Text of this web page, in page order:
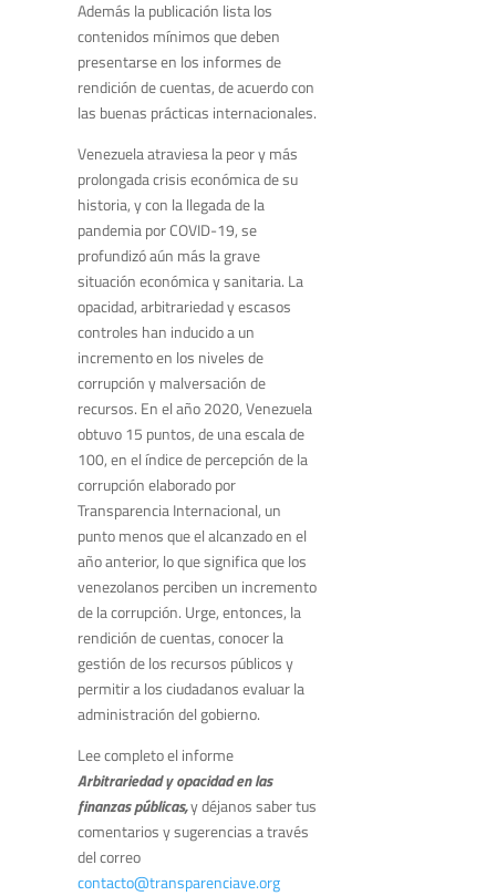
Además la publicación lista los
contenidos mínimos que deben
presentarse en los informes de
rendición de cuentas, de acuerdo con
las buenas prácticas internacionales.
Venezuela atraviesa la peor y más
prolongada crisis económica de su
historia, y con la llegada de la
pandemia por COVID-19, se
profundizó aún más la grave
situación económica y sanitaria. La
opacidad, arbitrariedad y escasos
controles han inducido a un
incremento en los niveles de
corrupción y malversación de
recursos. En el año 2020, Venezuela
obtuvo 15 puntos, de una escala de
100, en el índice de percepción de la
corrupción elaborado por
Transparencia Internacional, un
punto menos que el alcanzado en el
año anterior, lo que significa que los
venezolanos perciben un incremento
de la corrupción. Urge, entonces, la
rendición de cuentas, conocer la
gestión de los recursos públicos y
permitir a los ciudadanos evaluar la
administración del gobierno.
Lee completo el informe
Arbitrariedad y opacidad en las
finanzas públicas,y déjanos saber tus
comentarios y sugerencias a través
del correo
contacto@transparenciave.org